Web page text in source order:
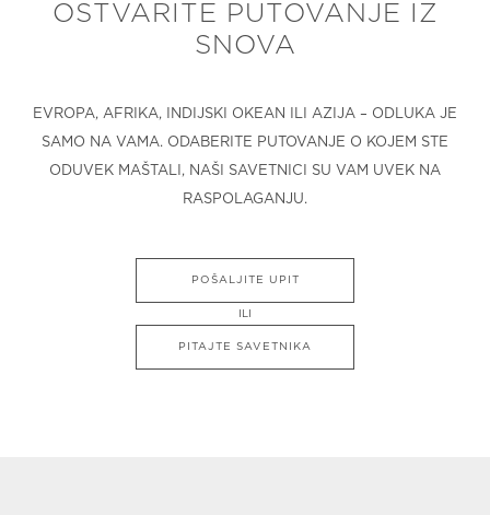
OSTVARITE PUTOVANJE IZ
SNOVA
EVROPA, AFRIKA, INDIJSKI OKEAN ILI AZIJA – ODLUKA JE
SAMO NA VAMA. ODABERITE PUTOVANJE O KOJEM STE
ODUVEK MAŠTALI, NAŠI SAVETNICI SU VAM UVEK NA
RASPOLAGANJU.
POŠALJITE UPIT
ILI
PITAJTE SAVETNIKA